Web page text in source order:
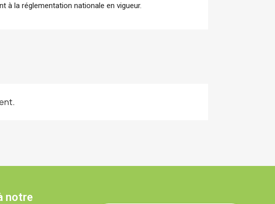
à la réglementation nationale en vigueur.
notre